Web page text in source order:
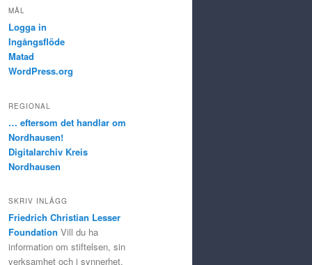
MÅL
Logga in
Ingångsflöde
Matad
WordPress.org
REGIONAL
… eftersom det handlar om
Nordhausen!
Digitalarchiv Kreis
Nordhausen
SKRIV INLÄGG
Friedrich Christian Lesser
Foundation Vill du ha
information om stiftelsen, sin
verksamhet och i synnerhet,